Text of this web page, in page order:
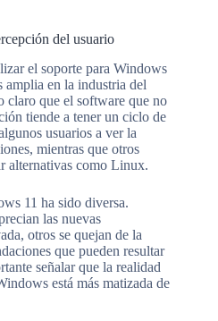
del usuario
el soporte para Windows
amplia en la industria del
claro que el software que no
tiende a tener un ciclo de
usuarios a ver la
mientras que otros
alternativas como Linux.
11 ha sido diversa.
las nuevas
otros se quejan de la
que pueden resultar
señalar que la realidad
está más matizada de